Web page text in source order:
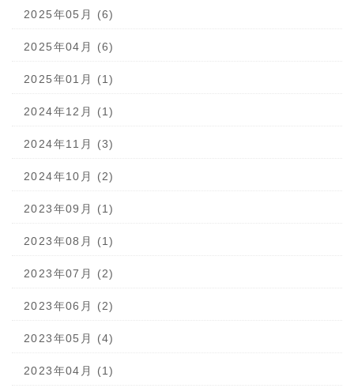
2025年05月 (6)
2025年04月 (6)
2025年01月 (1)
2024年12月 (1)
2024年11月 (3)
2024年10月 (2)
2023年09月 (1)
2023年08月 (1)
2023年07月 (2)
2023年06月 (2)
2023年05月 (4)
2023年04月 (1)